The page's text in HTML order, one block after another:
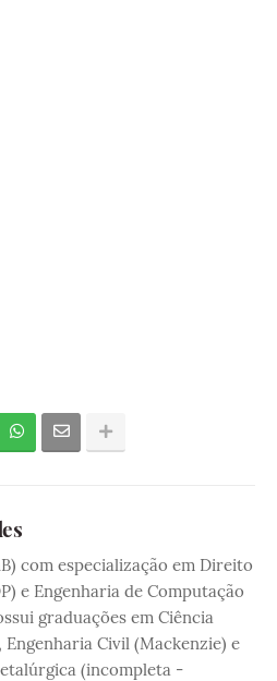
com especialização em Direito
e Engenharia de Computação
graduações em Ciência
Engenharia Civil (Mackenzie) e
(incompleta -